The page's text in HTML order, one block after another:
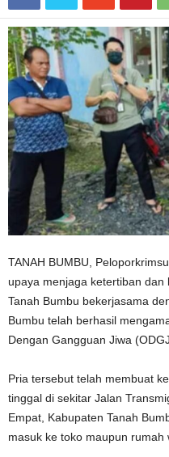
TANAH BUMBU,
upaya menjaga ketertiban
Tanah Bumbu bekerjasama
Bumbu telah berhasil
Dengan Gangguan Jiwa
Pria tersebut telah membuat
tinggal di sekitar Jalan
Empat, Kabupaten Tanah
masuk ke toko maupun rumah